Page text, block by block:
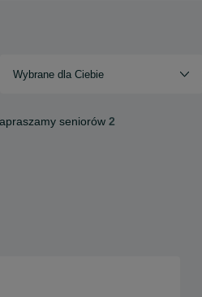
Wybrane dla Ciebie
seniorów 2